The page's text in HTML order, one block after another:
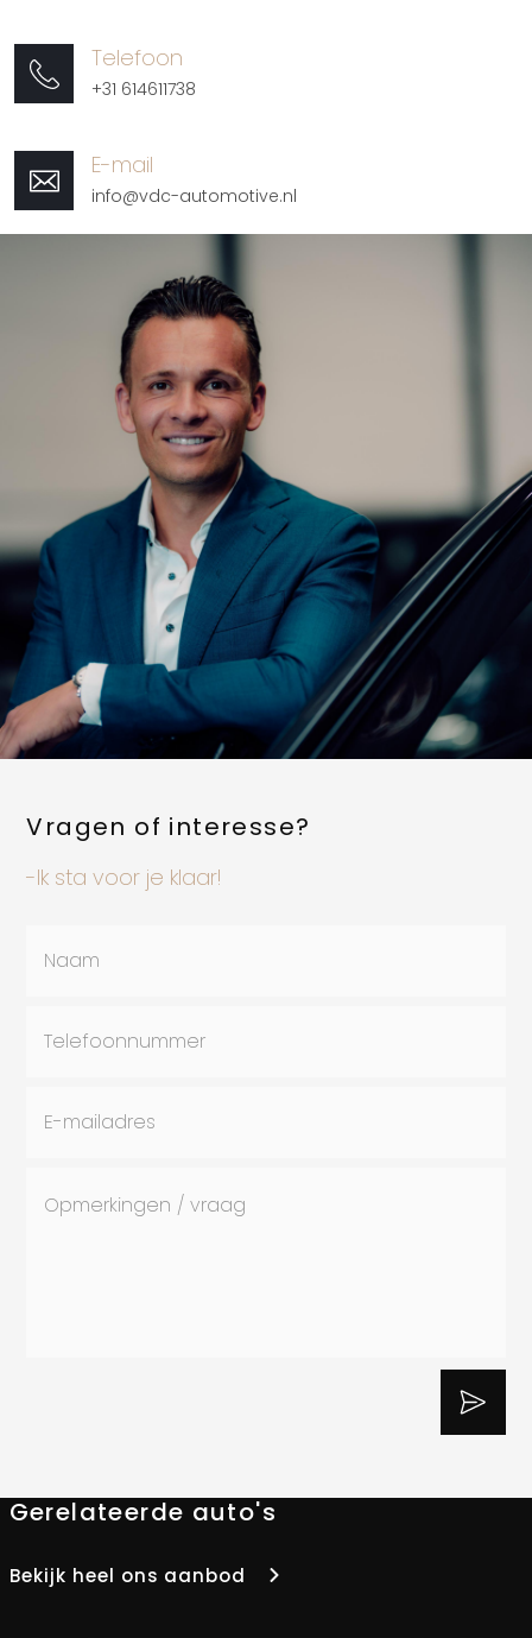
Telefoon
+31 614611738
E-mail
info@vdc-automotive.nl
Vragen of interesse?
-Ik sta voor je klaar!
Gerelateerde auto's
Bekijk heel ons aanbod